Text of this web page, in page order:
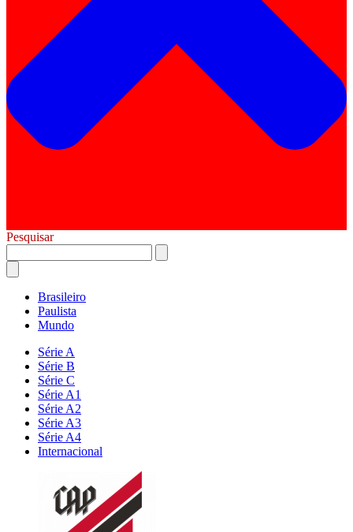
Pesquisar
Brasileiro
Paulista
Mundo
Série A
Série B
Série C
Série A1
Série A2
Série A3
Série A4
Internacional